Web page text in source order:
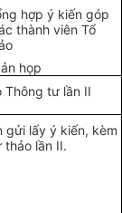
hợp ý kiến góp
thành viên Tổ
họp
Thông tư lần II
gửi lấy ý kiến, kèm
thảo lần II.